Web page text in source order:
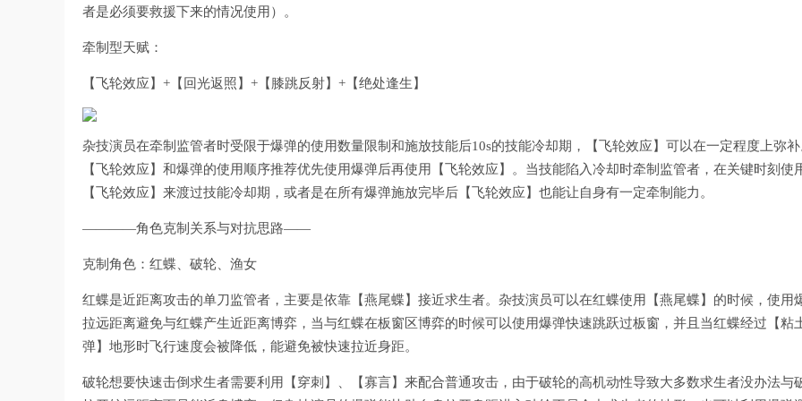
者是必须要救援下来的情况使用）。
牵制型天赋：
【飞轮效应】+【回光返照】+【膝跳反射】+【绝处逢生】
杂技演员在牵制监管者时受限于爆弹的使用数量限制和施放技能后10s的技能冷却期，【飞轮效应】可以在一定程度上弥补
【飞轮效应】和爆弹的使用顺序推荐优先使用爆弹后再使用【飞轮效应】。当技能陷入冷却时牵制监管者，在关键时刻使
【飞轮效应】来渡过技能冷却期，或者是在所有爆弹施放完毕后【飞轮效应】也能让自身有一定牵制能力。
————角色克制关系与对抗思路——
克制角色：红蝶、破轮、渔女
红蝶是近距离攻击的单刀监管者，主要是依靠【燕尾蝶】接近求生者。杂技演员可以在红蝶使用【燕尾蝶】的时候，使用
拉远距离避免与红蝶产生近距离博弈，当与红蝶在板窗区博弈的时候可以使用爆弹快速跳跃过板窗，并且当红蝶经过【粘
弹】地形时飞行速度会被降低，能避免被快速拉近身距。
破轮想要快速击倒求生者需要利用【穿刺】、【寡言】来配合普通攻击，由于破轮的高机动性导致大多数求生者没办法与